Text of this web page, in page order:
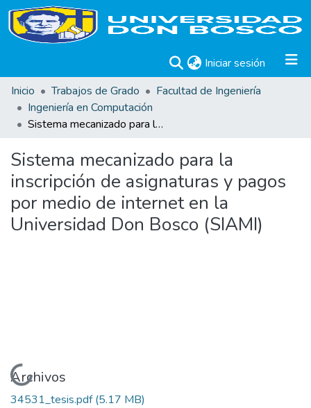
Iniciar sesión (current)
Inicio
Trabajos de Grado
Facultad de Ingeniería
Ingeniería en Computación
Sistema mecanizado para la inscripción de asignaturas y pagos por medio de internet en la Universidad Don Bosco (SIAMI)
Sistema mecanizado para la
inscripción de asignaturas y pagos
por medio de internet en la
Universidad Don Bosco (SIAMI)
Cargando...
Archivos
34531_tesis.pdf(5.17 MB)